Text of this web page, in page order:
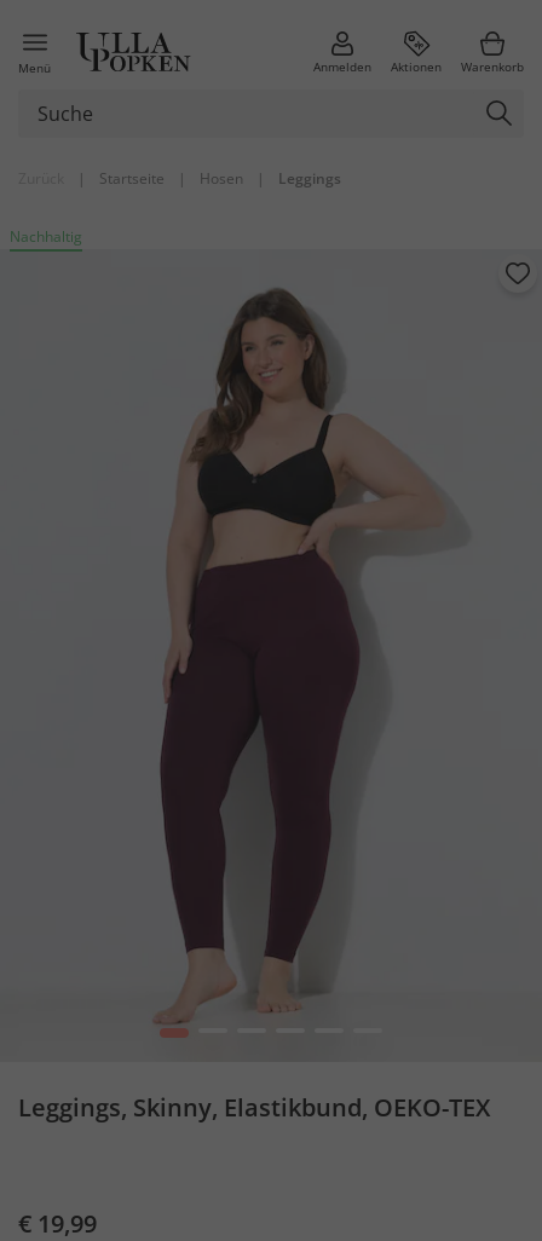
Menü Anmelden Aktionen Warenkorb
| Startseite | Hosen | Leggings
Nachhaltig
1
Leggings, Skinny, Elastikbund, OEKO-TEX
€ 19,99